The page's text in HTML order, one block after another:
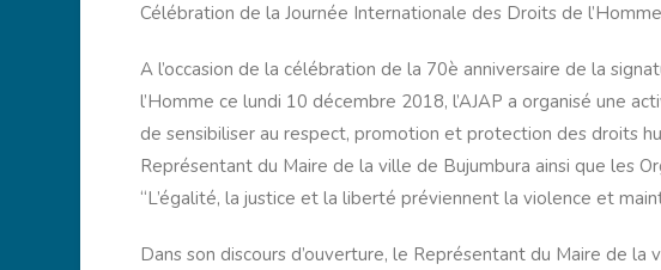
Célébration de la Journée Internationale des Droits de
A l’occasion de la célébration de la 70è anniversaire de la
l’Homme ce lundi 10 décembre 2018, l’AJAP a organisé une
de sensibiliser au respect, promotion et protection des droits
Représentant du Maire de la ville de Bujumbura ainsi que les
“L’égalité, la justice et la liberté préviennent la violence et
Dans son discours d’ouverture, le Représentant du Maire de la